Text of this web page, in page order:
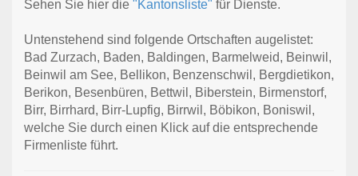
Sehen Sie hier die "Kantonsliste" für Dienste.
Untenstehend sind folgende Ortschaften augelistet:
Bad Zurzach, Baden, Baldingen, Barmelweid, Beinwil,
Beinwil am See, Bellikon, Benzenschwil, Bergdietikon,
Berikon, Besenbüren, Bettwil, Biberstein, Birmenstorf,
Birr, Birrhard, Birr-Lupfig, Birrwil, Böbikon, Boniswil,
welche Sie durch einen Klick auf die entsprechende
Firmenliste führt.